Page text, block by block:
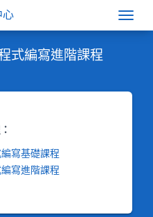
心
式編寫進階課程
寫基礎課程
寫進階課程